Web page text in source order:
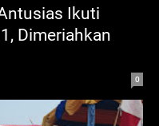
Ikuti
Dimeriahkan
0